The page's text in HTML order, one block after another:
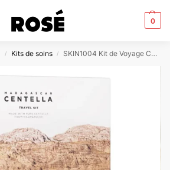
0
/ Kits de soins / SKIN1004 Kit de Voyage Centella de Madagascar